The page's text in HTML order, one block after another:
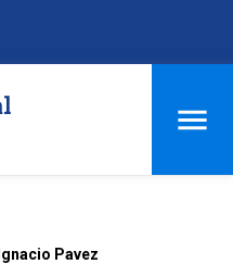
Ignacio Pavez